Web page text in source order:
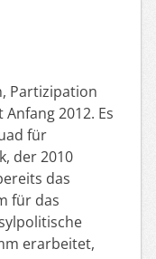
Partizipation
2012. Es
für
der 2010
das
für das
erarbeitet,